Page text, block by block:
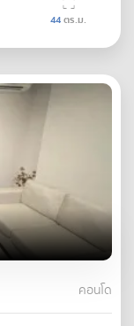
44ตร.ม.
คอนโด